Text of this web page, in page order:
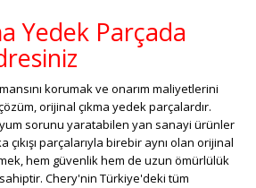
Yedek Parçada
korumak ve onarım maliyetlerini
orijinal çıkma yedek parçalardır.
sorunu yaratabilen yan sanayi ürünler
çıkışı parçalarıyla birebir aynı olan orijinal
hem güvenlik hem de uzun ömürlülük
Chery'nin Türkiye'deki tüm